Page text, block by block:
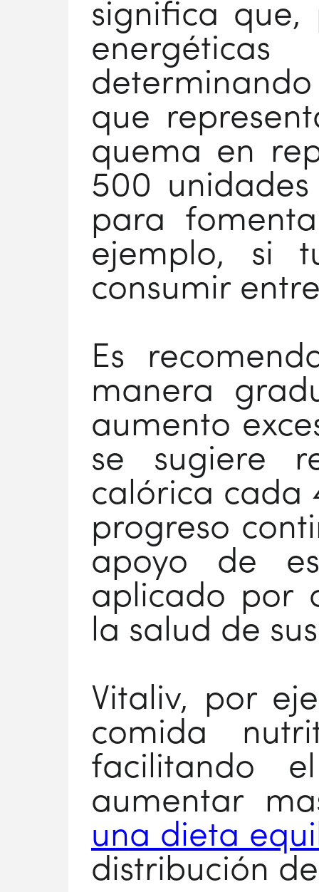
significa que,
energéticas
que
quema en
500
para
ejemplo, si
consumir
Es
manera
aumento
se sugiere
calórica cada
progreso
apoyo de
aplicado por
la salud de
Vitaliv, por
comida
facilitando
aumentar
una dieta
distribución